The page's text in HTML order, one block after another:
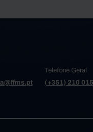
Telefone Geral
(+351) 210